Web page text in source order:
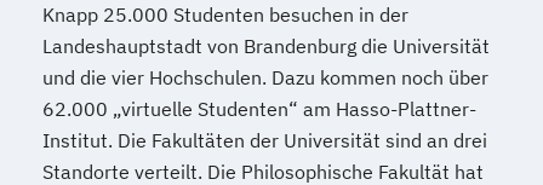
Knapp 25.000 Studenten besuchen in der
Landeshauptstadt von Brandenburg die Universität
und die vier Hochschulen. Dazu kommen noch über
62.000 „virtuelle Studenten“ am Hasso-Plattner-
Institut. Die Fakultäten der Universität sind an drei
Standorte verteilt. Die Philosophische Fakultät hat